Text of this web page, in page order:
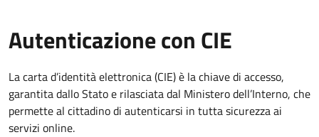
Autenticazione con CIE
La carta d’identità elettronica (CIE) è la chiave di accesso,
garantita dallo Stato e rilasciata dal Ministero dell’Interno, che
permette al cittadino di autenticarsi in tutta sicurezza ai
servizi online.